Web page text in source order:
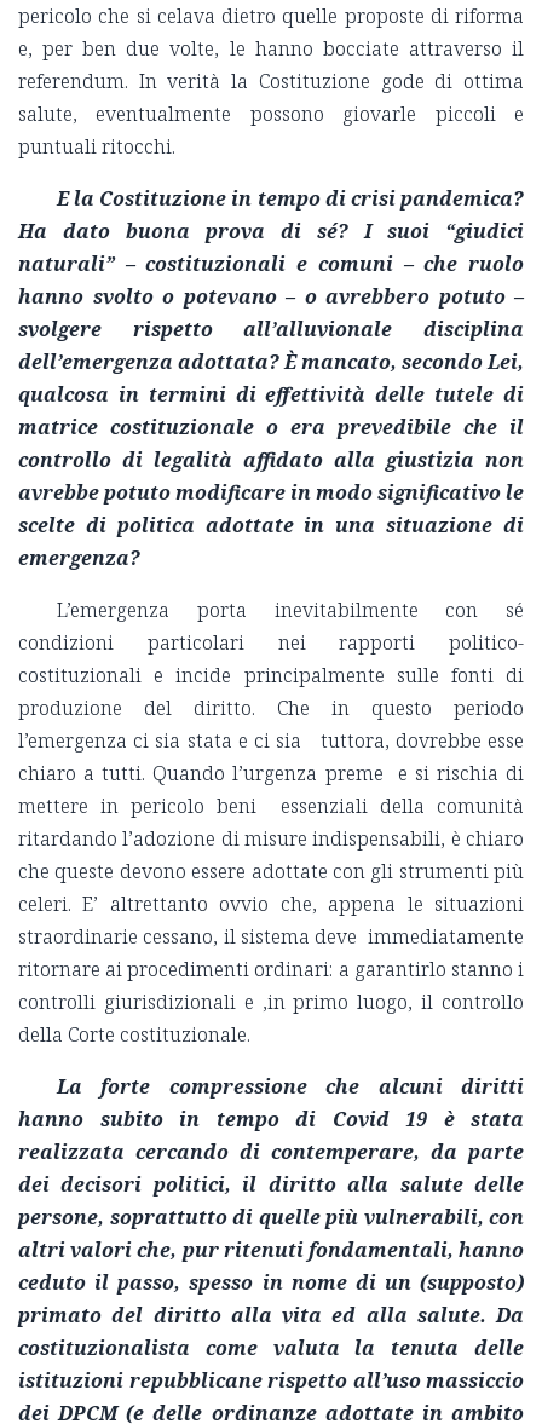
pericolo che si celava dietro quelle proposte di riforma
e, per ben due volte, le hanno bocciate attraverso il
referendum. In verità la Costituzione gode di ottima
salute, eventualmente possono giovarle piccoli e
puntuali ritocchi.
E la Costituzione in tempo di crisi pandemica?
Ha dato buona prova di sé? I suoi “giudici
naturali” – costituzionali e comuni – che ruolo
hanno svolto o potevano – o avrebbero potuto –
svolgere rispetto all’alluvionale disciplina
dell’emergenza adottata? È mancato, secondo Lei,
qualcosa in termini di effettività delle tutele di
matrice costituzionale o era prevedibile che il
controllo di legalità affidato alla giustizia non
avrebbe potuto modificare in modo significativo le
scelte di politica adottate in una situazione di
emergenza?
L’emergenza porta inevitabilmente con sé
condizioni particolari nei rapporti politico-
costituzionali e incide principalmente sulle fonti di
produzione del diritto. Che in questo periodo
l’emergenza ci sia stata e ci sia tuttora, dovrebbe esse
chiaro a tutti. Quando l’urgenza preme e si rischia di
mettere in pericolo beni essenziali della comunità
ritardando l’adozione di misure indispensabili, è chiaro
che queste devono essere adottate con gli strumenti più
celeri. E’ altrettanto ovvio che, appena le situazioni
straordinarie cessano, il sistema deve immediatamente
ritornare ai procedimenti ordinari: a garantirlo stanno i
controlli giurisdizionali e ,in primo luogo, il controllo
della Corte costituzionale.
La forte compressione che alcuni diritti
hanno subito in tempo di Covid 19 è stata
realizzata cercando di contemperare, da parte
dei decisori politici, il diritto alla salute delle
persone, soprattutto di quelle più vulnerabili, con
altri valori che, pur ritenuti fondamentali, hanno
ceduto il passo, spesso in nome di un (supposto)
primato del diritto alla vita ed alla salute. Da
costituzionalista come valuta la tenuta delle
istituzioni repubblicane rispetto all’uso massiccio
dei DPCM (e delle ordinanze adottate in ambito